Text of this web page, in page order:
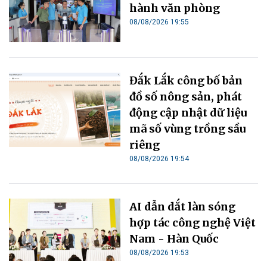
hành văn phòng
08/08/2026 19:55
Đắk Lắk công bố bản
đồ số nông sản, phát
động cập nhật dữ liệu
mã số vùng trồng sầu
riêng
08/08/2026 19:54
AI dẫn dắt làn sóng
hợp tác công nghệ Việt
Nam - Hàn Quốc
08/08/2026 19:53